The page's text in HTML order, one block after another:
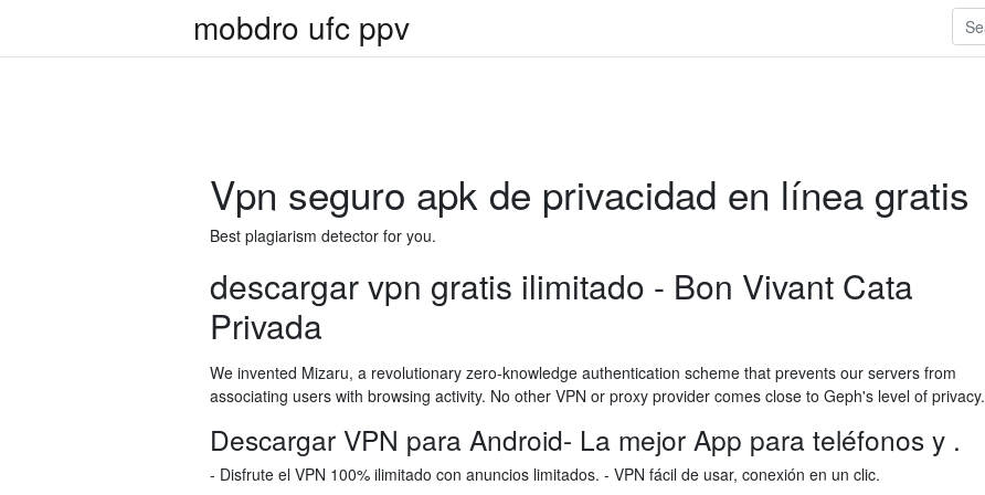
mobdro ufc ppv
Vpn seguro apk de privacidad en línea gratis
Best plagiarism detector for you.
descargar vpn gratis ilimitado - Bon Vivant Cata
Privada
We invented Mizaru, a revolutionary zero-knowledge authentication scheme that prevents our servers from
associating users with browsing activity. No other VPN or proxy provider comes close to Geph's level of privacy.
Descargar VPN para Android- La mejor App para teléfonos y .
- Disfrute el VPN 100% ilimitado con anuncios limitados. - VPN fácil de usar, conexión en un clic.